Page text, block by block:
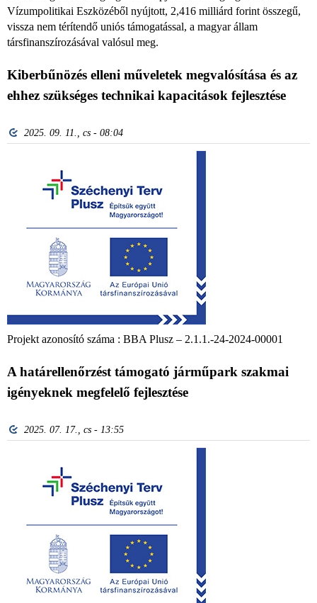
Vízumpolitikai Eszközéből nyújtott, 2,416 milliárd forint összegű,
vissza nem térítendő uniós támogatással, a magyar állam
társfinanszírozásával valósul meg.
Kiberbűnözés elleni műveletek megvalósítása és az
ehhez szükséges technikai kapacitások fejlesztése
2025. 09. 11., cs - 08:04
Projekt azonosító száma : BBA Plusz – 2.1.1.-24-2024-00001
A határellenőrzést támogató járműpark szakmai
igényeknek megfelelő fejlesztése
2025. 07. 17., cs - 13:55